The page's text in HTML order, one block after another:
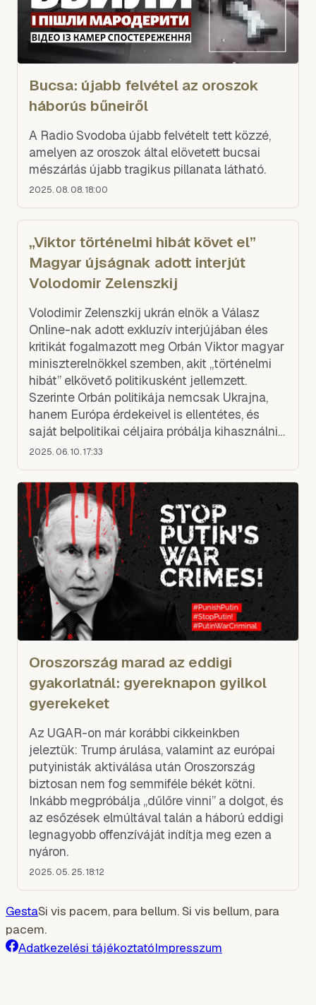
Bucsa: újabb felvétel az oroszok
háborús bűneiről
A Radio Svodoba újabb felvételt tett közzé,
amelyen az oroszok által elövetett bucsai
mészárlás újabb tragikus pillanata látható.
2025. 08. 08. 18:00
„Viktor történelmi hibát követ el”
Magyar újságnak adott interjút
Volodomir Zelenszkij
Volodimir Zelenszkij ukrán elnök a Válasz
Online-nak adott exkluzív interjújában éles
kritikát fogalmazott meg Orbán Viktor magyar
miniszterelnökkel szemben, akit „történelmi
hibát” elkövető politikusként jellemzett.
Szerinte Orbán politikája nemcsak Ukrajna,
hanem Európa érdekeivel is ellentétes, és
saját belpolitikai céljaira próbálja kihasználni
az ukrajnai háborút. Zelenszkij beszélt a
2025. 06. 10. 17:33
Oroszország marad az eddigi
gyakorlatnál: gyereknapon gyilkol
gyerekeket
Az UGAR-on már korábbi cikkeinkben
jeleztük: Trump árulása, valamint az európai
putyinisták aktiválása után Oroszország
biztosan nem fog semmiféle békét kötni.
Inkább megpróbálja „dűlőre vinni” a dolgot, és
az esőzések elmúltával talán a háború eddigi
legnagyobb offenzíváját indítja meg ezen a
nyáron.
2025. 05. 25. 18:12
GestaSi vis pacem, para bellum. Si vis bellum, para
pacem.
Adatkezelési tájékoztatóImpresszum